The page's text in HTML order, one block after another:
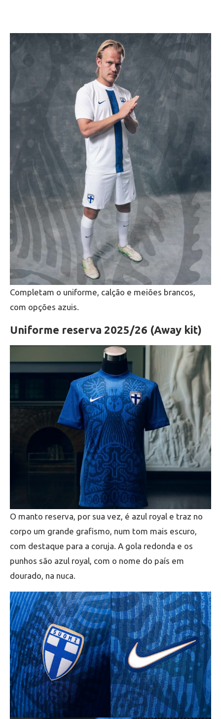
Completam o uniforme, calção e meiões brancos,
com opções azuis.
Uniforme reserva 2025/26 (Away kit)
O manto reserva, por sua vez, é azul royal e traz no
corpo um grande grafismo, num tom mais escuro,
com destaque para a coruja. A gola redonda e os
punhos são azul royal, com o nome do país em
dourado, na nuca.